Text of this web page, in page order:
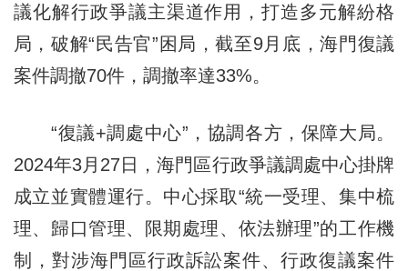
議化解行政爭議主渠道作用，打造多元解紛格
局，破解“民告官”困局，截至9月底，海門復議
案件調撤70件，調撤率達33%。
“復議+調處中心”，協調各方，保障大局。
2024年3月27日，海門區行政爭議調處中心掛牌
成立並實體運行。中心採取“統一受理、集中梳
理、歸口管理、限期處理、依法辦理”的工作機
制，對涉海門區行政訴訟案件、行政復議案件